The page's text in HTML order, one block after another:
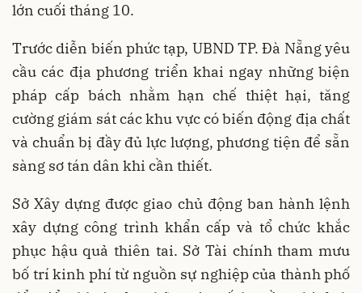
lớn cuối tháng 10.
Trước diễn biến phức tạp, UBND TP. Đà Nẵng yêu
cầu các địa phương triển khai ngay những biện
pháp cấp bách nhằm hạn chế thiệt hại, tăng
cường giám sát các khu vực có biến động địa chất
và chuẩn bị đầy đủ lực lượng, phương tiện để sẵn
sàng sơ tán dân khi cần thiết.
Sở Xây dựng được giao chủ động ban hành lệnh
xây dựng công trình khẩn cấp và tổ chức khắc
phục hậu quả thiên tai. Sở Tài chính tham mưu
bố trí kinh phí từ nguồn sự nghiệp của thành phố